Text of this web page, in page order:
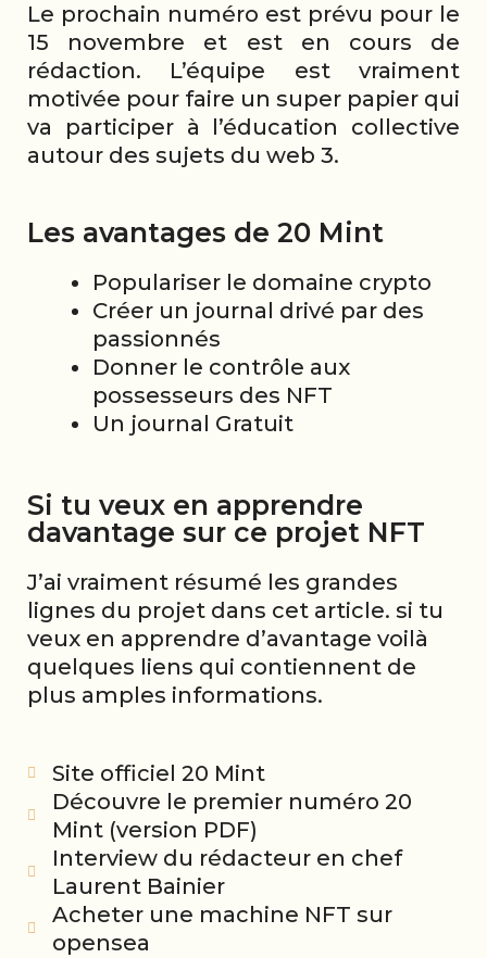
Le prochain numéro est prévu pour le
15 novembre et est en cours de
rédaction. L’équipe est vraiment
motivée pour faire un super papier qui
va participer à l’éducation collective
autour des sujets du web 3.
Les avantages de 20 Mint
Populariser le domaine crypto
Créer un journal drivé par des
passionnés
Donner le contrôle aux
possesseurs des NFT
Un journal Gratuit
Si tu veux en apprendre
davantage sur ce projet NFT
J’ai vraiment résumé les grandes
lignes du projet dans cet article. si tu
veux en apprendre d’avantage voilà
quelques liens qui contiennent de
plus amples informations.
Site officiel 20 Mint
Découvre le premier numéro 20
Mint (version PDF)
Interview du rédacteur en chef
Laurent Bainier
Acheter une machine NFT sur
opensea